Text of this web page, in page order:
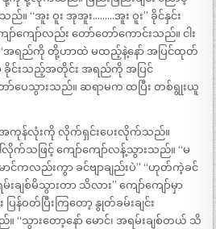
သည်။ “အူး ဝူး အုအူး………အူး ဝူး” ခိုင်နှင်း
ာ်ကျော်လည်း တော်တော်ကောင်းသည်။ ငါး
ရည်ကို တို့ဟာထဲ မထည့်နဲ့နော် အပြင်ထုတ်
ာ့ ခိုင်းသည့်အတိုင်း အရည်ကို အပြင်
ာ်ပေသွားသည်။ ဆရာမက ထပြီး တစ်ရွုးယူ
ကုန်လုံးကို လိုက်ရှင်းပေးလိုက်သည်။
ေါ်လိုက်သဖြင့် ကျော်ကျော်လန့်သွားသည်။ “မ
ောင်ကလည်းကွာ ခင်ဗျာချည်းပဲ” “ဟုတ်ကဲ့ခင်
းချစ်မိသွားတာ သိလား” ကျော်ကျော်မှာ
ြန်ဝတ်ပြီးကြတော့ နွုတ်ခမ်းချင်း
“သွားတော့နော် မောင်၊ အရမ်းချစ်တယ် သိ